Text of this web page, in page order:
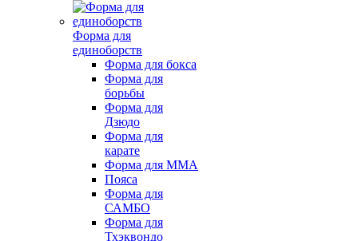
Форма для
единоборств
Форма для бокса
Форма для
борьбы
Форма для
Дзюдо
Форма для
карате
Форма для MMA
Пояса
Форма для
САМБО
Форма для
Тхэквондо